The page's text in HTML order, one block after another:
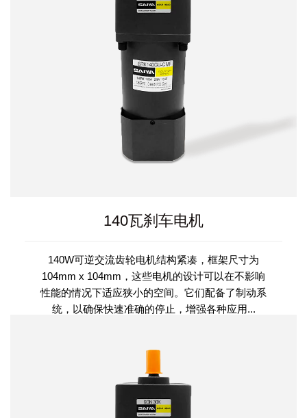
140瓦刹车电机
140W可逆交流齿轮电机结构紧凑，框架尺寸为
104mm x 104mm，这些电机的设计可以在不影响
性能的情况下适应狭小的空间。它们配备了制动系
统，以确保快速准确的停止，增强各种应用...